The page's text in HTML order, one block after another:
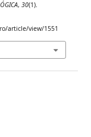
,30(1).
article/view/1551